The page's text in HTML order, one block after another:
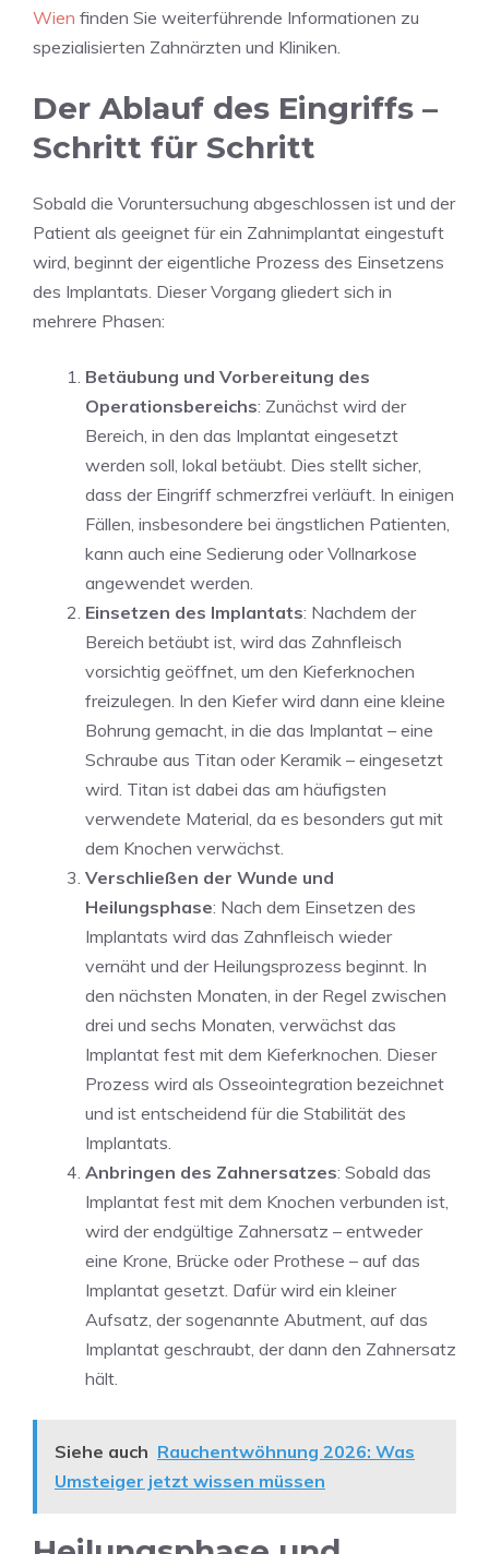
Wien finden Sie weiterführende Informationen zu
spezialisierten Zahnärzten und Kliniken.
Der Ablauf des Eingriffs –
Schritt für Schritt
Sobald die Voruntersuchung abgeschlossen ist und der
Patient als geeignet für ein Zahnimplantat eingestuft
wird, beginnt der eigentliche Prozess des Einsetzens
des Implantats. Dieser Vorgang gliedert sich in
mehrere Phasen:
Betäubung und Vorbereitung des
Operationsbereichs: Zunächst wird der
Bereich, in den das Implantat eingesetzt
werden soll, lokal betäubt. Dies stellt sicher,
dass der Eingriff schmerzfrei verläuft. In einigen
Fällen, insbesondere bei ängstlichen Patienten,
kann auch eine Sedierung oder Vollnarkose
angewendet werden.
Einsetzen des Implantats: Nachdem der
Bereich betäubt ist, wird das Zahnfleisch
vorsichtig geöffnet, um den Kieferknochen
freizulegen. In den Kiefer wird dann eine kleine
Bohrung gemacht, in die das Implantat – eine
Schraube aus Titan oder Keramik – eingesetzt
wird. Titan ist dabei das am häufigsten
verwendete Material, da es besonders gut mit
dem Knochen verwächst.
Verschließen der Wunde und
Heilungsphase: Nach dem Einsetzen des
Implantats wird das Zahnfleisch wieder
vernäht und der Heilungsprozess beginnt. In
den nächsten Monaten, in der Regel zwischen
drei und sechs Monaten, verwächst das
Implantat fest mit dem Kieferknochen. Dieser
Prozess wird als Osseointegration bezeichnet
und ist entscheidend für die Stabilität des
Implantats.
Anbringen des Zahnersatzes: Sobald das
Implantat fest mit dem Knochen verbunden ist,
wird der endgültige Zahnersatz – entweder
eine Krone, Brücke oder Prothese – auf das
Implantat gesetzt. Dafür wird ein kleiner
Aufsatz, der sogenannte Abutment, auf das
Implantat geschraubt, der dann den Zahnersatz
hält.
Siehe auch Rauchentwöhnung 2026: Was
Umsteiger jetzt wissen müssen